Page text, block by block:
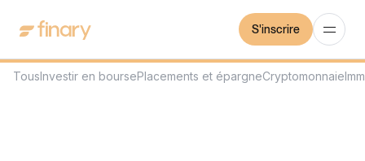
S'inscrire
TousInvestir en boursePlacements et épargneCryptomonnaie